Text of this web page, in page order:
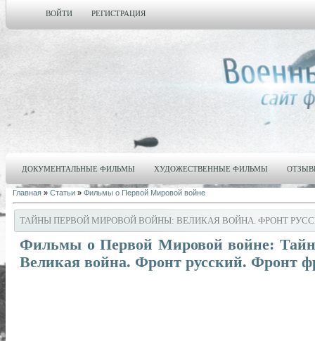
ВОЙТИ РЕГИСТРАЦИЯ
ДОКУМЕНТАЛЬНЫЕ ФИЛЬМЫ ХУДОЖЕСТВЕННЫЕ ФИЛЬМЫ
Главная » Статьи » Фильмы о Первой Мировой войне
ТАЙНЫ ПЕРВОЙ МИРОВОЙ ВОЙНЫ: ВЕЛИКАЯ ВОЙНА. ФРОНТ
Фильмы о Первой Мировой войне:
Великая война. Фронт русский. Фронт